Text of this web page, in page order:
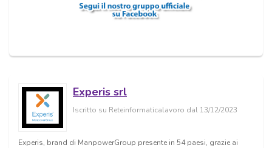
Experis srl
Iscritto su Reteinformaticalavoro dal 13/12/2023
Experis, brand di ManpowerGroup presente in 54 paesi, grazie ai